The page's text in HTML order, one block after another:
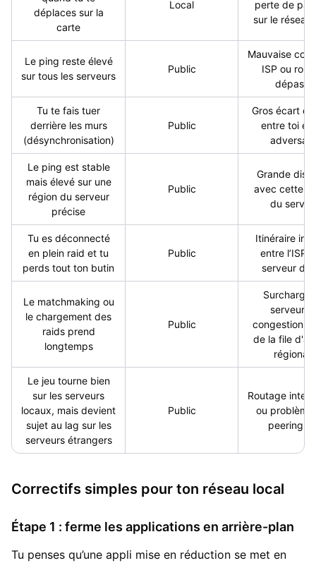
déplaces sur la
carte
Local
perte de
sur le réseau
Le ping reste élevé
sur tous les serveurs
Public
Mauvaise
ISP ou
dépassé
Tu te fais tuer
derrière les murs
(désynchronisation)
Public
Gros écart
entre toi et
Le ping est stable
mais élevé sur une
région du serveur
précise
Public
Grande
avec cette
du
Tu es déconnecté
en plein raid et tu
perds tout ton butin
Public
Itinéraire
entre l’ISP
serveur de
Le matchmaking ou
le chargement des
raids prend
longtemps
Public
Surcharge
serveur
congestion
de la file
régionale
Le jeu tourne bien
sur les serveurs
locaux, mais devient
sujet au lag sur les
serveurs étrangers
Public
Routage inter-
ou
peering
Correctifs simples pour ton réseau local
Étape 1 : ferme les applications en arrière-plan
Tu penses qu’une appli mise en réduction se met en